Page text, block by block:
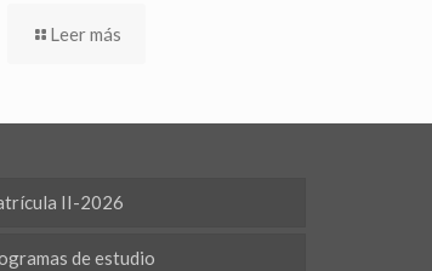
Leer más
II-2026
de estudio